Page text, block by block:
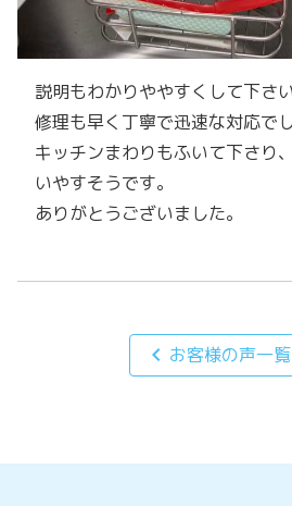
説明もわかりややすくして下さ
修理も早く丁寧で迅速な対応でし
キッチンまわりもふいて下さり
いやすそうです。
ありがとうございました。
chevron_left お客様の声一